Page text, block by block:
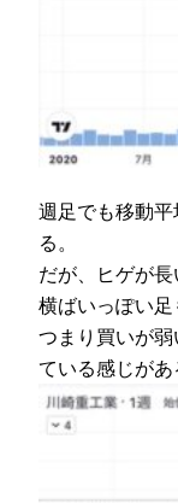
週足でも移動
る。
だが、ヒゲが長
横ばいっぽい足
つまり買いが
ている感じがあ